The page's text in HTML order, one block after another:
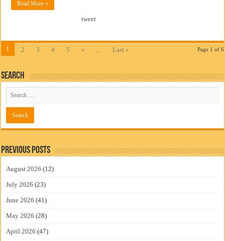
Read More »
tweet
Page 1 of 6
1 2 3 4 5 » ... Last »
Search
Previous Posts
August 2026 (12)
July 2026 (23)
June 2026 (41)
May 2026 (28)
April 2026 (47)